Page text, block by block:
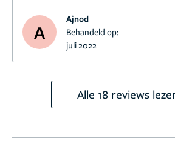
Ik werd heel fijn ontvangen op de
op een vier-persoons kamer. De
te hebben in hun werk.Toen ik
operatie was ik direct enorm
A
Ajnod
Behandeld op:
juli 2022
Alle 18 reviews